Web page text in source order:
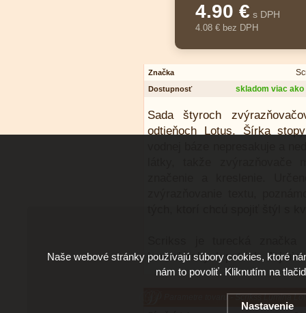
4.90 € s DPH
4.08 € bez DPH
Značka
Dostupnosť skladom viac ako
Sada štyroch
odtieňoch Lotus. Šírka
kancelárskych potrieb. Jej
Parametre tovaru - Scrikss Lumina
Naše webové stránky používajú súbory cookies, ktoré
nám to povoliť. Kliknutím na
Nastavenie